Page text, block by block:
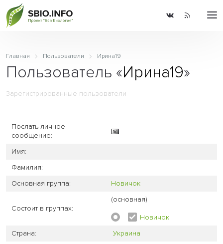
Главная Пользователи Ирина19
Пользователь «Ирина19»
Зарегистрированные пользователи
Послать личное
сообщение:
Имя:
Фамилия:
Основная группа:
Новичок
Состоит в группах:
(основная)
Новичок
Страна:
Украина